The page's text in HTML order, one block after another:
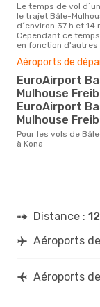
Le temps de vol d´un avion pour
le trajet Bâle-
d´environ 37 h et 14
Cependant ce
en fonction d'autres
Aéroports de
EuroAirport Basel
Mulhouse
EuroAirport
Mulhouse
Pour les vols de Bâle-Mulhouse
à Kona
Distance :
Aéroports
Aéroports